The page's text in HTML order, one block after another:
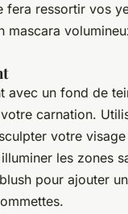
fera ressortir vos
mascara
avec un fond de
carnation.
votre
les zones
pour ajouter